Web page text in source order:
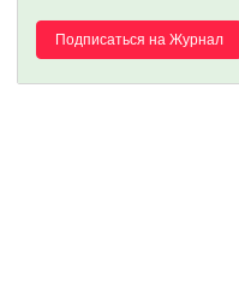
Подписаться на Журнал